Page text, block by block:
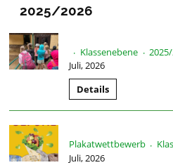
2025/2026
· Klassenebene ·
Juli, 2026
Details
Plakatwettbewerb ·
Juli, 2026